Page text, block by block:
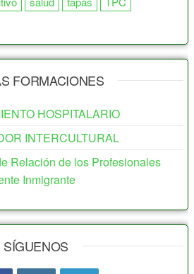
FORMACIONES
HOSPITALARIO
INTERCULTURAL
Relación de los Profesionales
Inmigrante
SÍGUENOS